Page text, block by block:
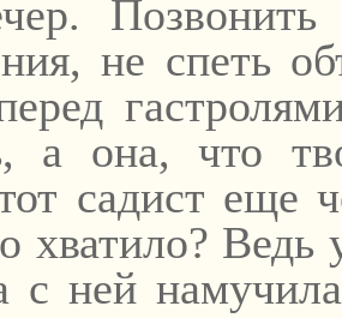
не спеть
а она, что
садист еще
хватило?
с ней